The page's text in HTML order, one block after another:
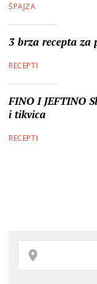
ŠPAJZA
3 brza recepta za
RECEPTI
FINO I JEFTINO
i tikvica
RECEPTI